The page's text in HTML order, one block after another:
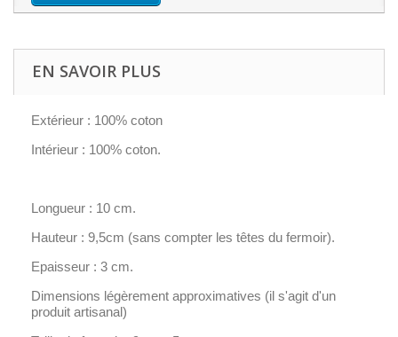
EN SAVOIR PLUS
Extérieur : 100% coton
Intérieur : 100% coton.
Longueur : 10 cm.
Hauteur : 9,5cm (sans compter les têtes du fermoir).
Epaisseur : 3 cm.
Dimensions légèrement approximatives (il s'agit d'un
produit artisanal)